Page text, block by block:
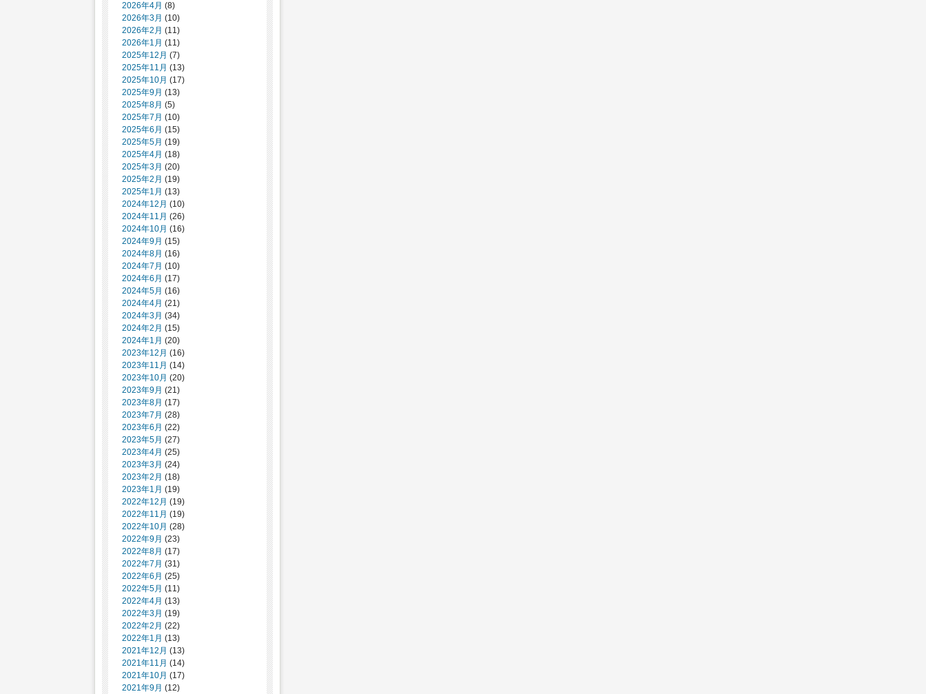
2026年4月 (8)
2026年3月 (10)
2026年2月 (11)
2026年1月 (11)
2025年12月 (7)
2025年11月 (13)
2025年10月 (17)
2025年9月 (13)
2025年8月 (5)
2025年7月 (10)
2025年6月 (15)
2025年5月 (19)
2025年4月 (18)
2025年3月 (20)
2025年2月 (19)
2025年1月 (13)
2024年12月 (10)
2024年11月 (26)
2024年10月 (16)
2024年9月 (15)
2024年8月 (16)
2024年7月 (10)
2024年6月 (17)
2024年5月 (16)
2024年4月 (21)
2024年3月 (34)
2024年2月 (15)
2024年1月 (20)
2023年12月 (16)
2023年11月 (14)
2023年10月 (20)
2023年9月 (21)
2023年8月 (17)
2023年7月 (28)
2023年6月 (22)
2023年5月 (27)
2023年4月 (25)
2023年3月 (24)
2023年2月 (18)
2023年1月 (19)
2022年12月 (19)
2022年11月 (19)
2022年10月 (28)
2022年9月 (23)
2022年8月 (17)
2022年7月 (31)
2022年6月 (25)
2022年5月 (11)
2022年4月 (13)
2022年3月 (19)
2022年2月 (22)
2022年1月 (13)
2021年12月 (13)
2021年11月 (14)
2021年10月 (17)
2021年9月 (12)